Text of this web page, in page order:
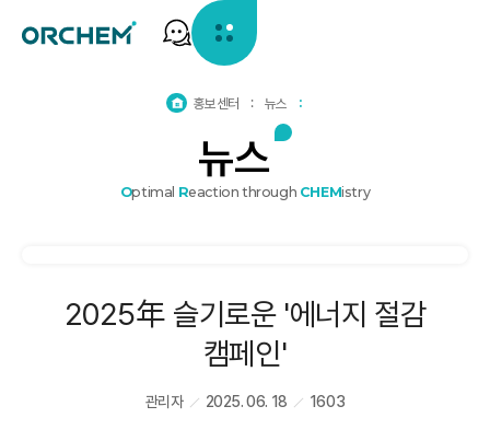
뉴스
Optimal Reaction through CHEMistry
홈
기
홍보센터 뉴스
2025年 슬기로운 '에너지 절감
캠페인'
관리자 2025. 06. 18 1603